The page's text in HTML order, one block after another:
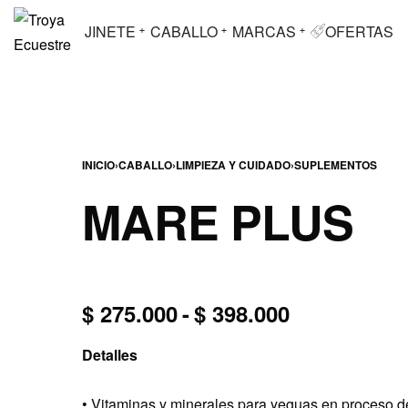
JINETE CABALLO MARCAS OFERTAS
INICIO›CABALLO›LIMPIEZA Y CUIDADO›SUPLEMENTOS
MARE PLUS
$ 275.000 $398.000
Detalles